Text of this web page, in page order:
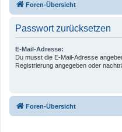
Foren-Übersicht
Passwort zurücksetzen
E-Mail-Adresse:
Du musst die E-Mail-Adresse
Registrierung angegeben oder
Foren-Übersicht